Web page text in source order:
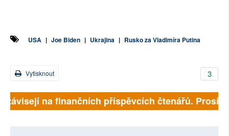
USA | Joe Biden | Ukrajina | Rusko za Vladimíra Putina
3
Vytisknout
na finančních příspěvcích čtenářů.